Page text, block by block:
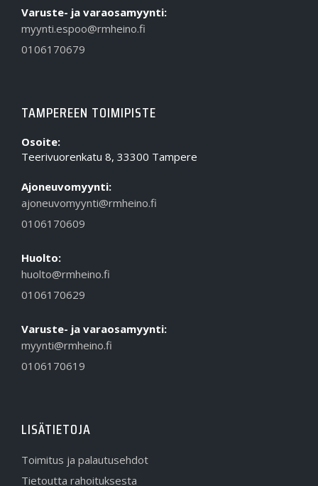
Varuste- ja varaosamyynti:
myynti.espoo@rmheino.fi
0106170679
TAMPEREEN TOIMIPISTE
Osoite:
Teerivuorenkatu 8, 33300 Tampere
Ajoneuvomyynti:
ajoneuvomyynti@rmheino.fi
0106170609
Huolto:
huolto@rmheino.fi
0106170629
Varuste- ja varaosamyynti:
myynti@rmheino.fi
0106170619
LISÄTIETOJA
Toimitus ja palautusehdot
Tietoutta rahoituksesta